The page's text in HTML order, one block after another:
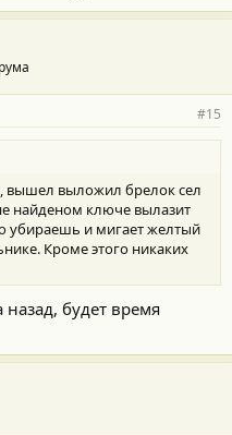
#15
вышел выложил брелок сел
найденом ключе вылазит
убираешь и мигает желтый
Кроме этого никаких
будет время